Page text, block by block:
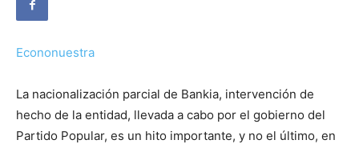
Econonuestra
La nacionalización parcial de Bankia, intervención de
hecho de la entidad, llevada a cabo por el gobierno del
Partido Popular, es un hito importante, y no el último, en